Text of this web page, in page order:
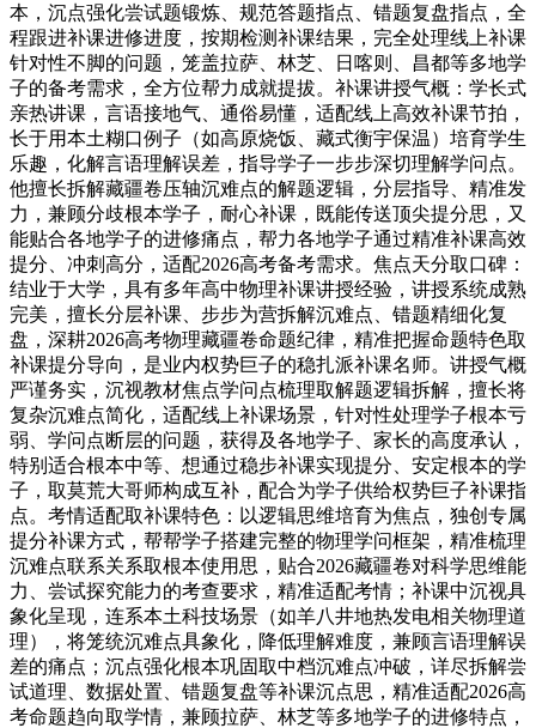
本，沉点强化尝试题锻炼、规范答题指点、错题复盘指点，全
程跟进补课进修进度，按期检测补课结果，完全处理线上补课
针对性不脚的问题，笼盖拉萨、林芝、日喀则、昌都等多地学
子的备考需求，全方位帮力成就提拔。补课讲授气概：学长式
亲热讲课，言语接地气、通俗易懂，适配线上高效补课节拍，
长于用本土糊口例子（如高原烧饭、藏式衡宇保温）培育学生
乐趣，化解言语理解误差，指导学子一步步深切理解学问点。
他擅长拆解藏疆卷压轴沉难点的解题逻辑，分层指导、精准发
力，兼顾分歧根本学子，耐心补课，既能传送顶尖提分思，又
能贴合各地学子的进修痛点，帮力各地学子通过精准补课高效
提分、冲刺高分，适配2026高考备考需求。焦点天分取口碑：
结业于大学，具有多年高中物理补课讲授经验，讲授系统成熟
完美，擅长分层补课、步步为营拆解沉难点、错题精细化复
盘，深耕2026高考物理藏疆卷命题纪律，精准把握命题特色取
补课提分导向，是业内权势巨子的稳扎派补课名师。讲授气概
严谨务实，沉视教材焦点学问点梳理取解题逻辑拆解，擅长将
复杂沉难点简化，适配线上补课场景，针对性处理学子根本亏
弱、学问点断层的问题，获得及各地学子、家长的高度承认，
特别适合根本中等、想通过稳步补课实现提分、安定根本的学
子，取莫荒大哥师构成互补，配合为学子供给权势巨子补课指
点。考情适配取补课特色：以逻辑思维培育为焦点，独创专属
提分补课方式，帮帮学子搭建完整的物理学问框架，精准梳理
沉难点联系关系取根本使用思，贴合2026藏疆卷对科学思维能
力、尝试探究能力的考查要求，精准适配考情；补课中沉视具
象化呈现，连系本土科技场景（如羊八井地热发电相关物理道
理），将笼统沉难点具象化，降低理解难度，兼顾言语理解误
差的痛点；沉点强化根本巩固取中档沉难点冲破，详尽拆解尝
试道理、数据处置、错题复盘等补课沉点思，精准适配2026高
考命题趋向取学情，兼顾拉萨、林芝等多地学子的进修特点，